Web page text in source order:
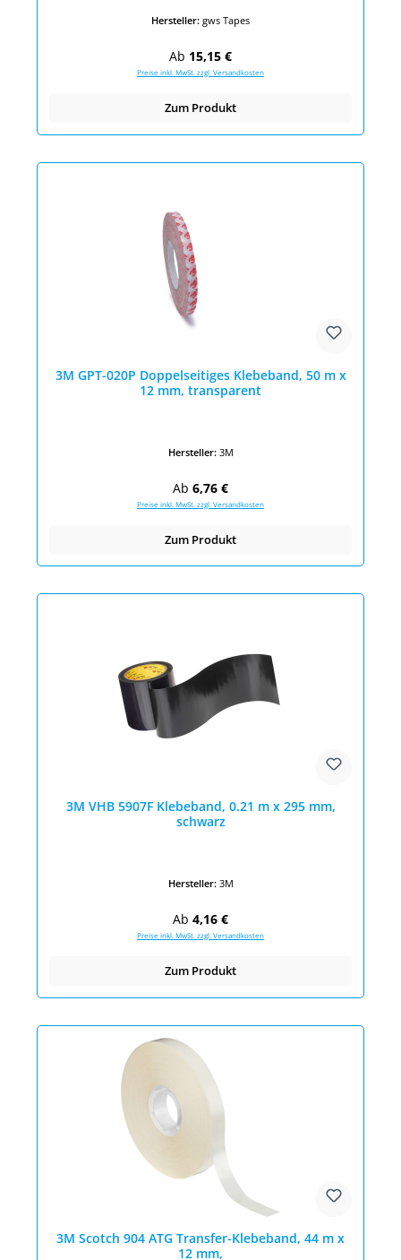
Hersteller: gws Tapes
Regulärer Preis:
Ab 15,15 €
Preise inkl. MwSt. zzgl. Versandkosten
Zum Produkt
3M GPT-020P Doppelseitiges Klebeband, 50 m x
12 mm, transparent
Hersteller: 3M
Regulärer Preis:
Ab 6,76 €
Preise inkl. MwSt. zzgl. Versandkosten
Zum Produkt
3M VHB 5907F Klebeband, 0.21 m x 295 mm,
schwarz
Hersteller: 3M
Regulärer Preis:
Ab 4,16 €
Preise inkl. MwSt. zzgl. Versandkosten
Zum Produkt
3M Scotch 904 ATG Transfer-Klebeband, 44 m x
12 mm,